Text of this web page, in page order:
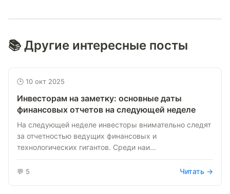
📚 Другие интересные посты
🕒 10 окт 2025
Инвесторам на заметку: основные даты
финансовых отчетов на следующей неделе
На следующей неделе инвесторы внимательно следят
за отчетностью ведущих финансовых и
технологических гигантов. Среди наи...
💬 5 Читать →